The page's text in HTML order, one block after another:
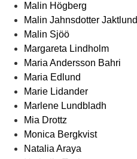
Malin Högberg
Malin Jahnsdotter Jaktlund
Malin Sjöö
Margareta Lindholm
Maria Andersson Bahri
Maria Edlund
Marie Lidander
Marlene Lundbladh
Mia Drottz
Monica Bergkvist
Natalia Araya